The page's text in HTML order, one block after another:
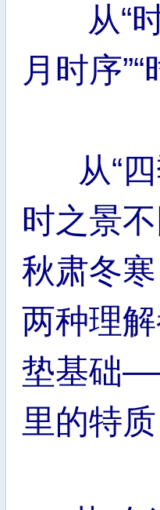
从“时
月时序
从“四
时之景
秋肃冬
两种理
垫基础
里的特